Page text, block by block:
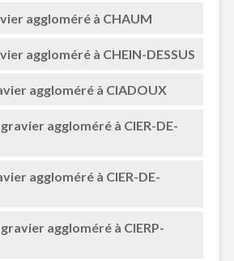
aggloméré à CHAUM
aggloméré à CHEIN-DESSUS
aggloméré à CIADOUX
aggloméré à CIER-DE-
aggloméré à CIER-DE-
aggloméré à CIERP-